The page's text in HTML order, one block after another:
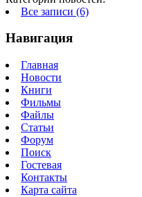
Все записи (6)
Навигация
Главная
Новости
Книги
Фильмы
Файлы
Статьи
Форум
Поиск
Гостевая
Контакты
Карта сайта